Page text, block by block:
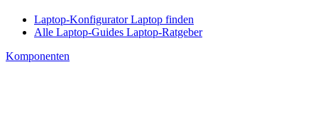
Laptop-KonfiguratorLaptop finden
Alle Laptop-Guides Laptop-Ratgeber
Komponenten